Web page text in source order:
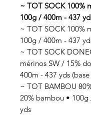
~ TOT SOCK 100%
100g / 400m - 437
~ TOT SOCK 100%
100g / 400m - 437
~ TOT SOCK
mérinos SW / 15%
400m - 437 yds
~ TOT BAMBOU
20% bambou • 100g
yds